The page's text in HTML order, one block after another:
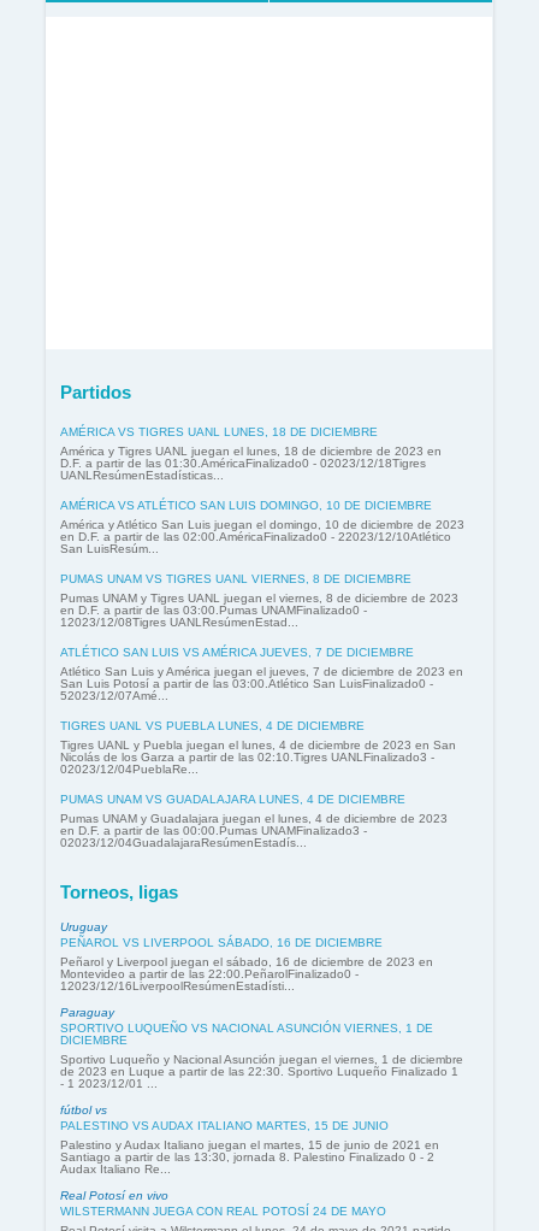
Partidos
AMÉRICA VS TIGRES UANL LUNES, 18 DE DICIEMBRE
América y Tigres UANL juegan el lunes, 18 de diciembre de 2023 en
D.F. a partir de las 01:30.AméricaFinalizado0 - 02023/12/18Tigres
UANLResúmenEstadísticas...
AMÉRICA VS ATLÉTICO SAN LUIS DOMINGO, 10 DE DICIEMBRE
América y Atlético San Luis juegan el domingo, 10 de diciembre de 2023
en D.F. a partir de las 02:00.AméricaFinalizado0 - 22023/12/10Atlético
San LuisResúm...
PUMAS UNAM VS TIGRES UANL VIERNES, 8 DE DICIEMBRE
Pumas UNAM y Tigres UANL juegan el viernes, 8 de diciembre de 2023
en D.F. a partir de las 03:00.Pumas UNAMFinalizado0 -
12023/12/08Tigres UANLResúmenEstad...
ATLÉTICO SAN LUIS VS AMÉRICA JUEVES, 7 DE DICIEMBRE
Atlético San Luis y América juegan el jueves, 7 de diciembre de 2023 en
San Luis Potosí a partir de las 03:00.Atlético San LuisFinalizado0 -
52023/12/07Amé...
TIGRES UANL VS PUEBLA LUNES, 4 DE DICIEMBRE
Tigres UANL y Puebla juegan el lunes, 4 de diciembre de 2023 en San
Nicolás de los Garza a partir de las 02:10.Tigres UANLFinalizado3 -
02023/12/04PueblaRe...
PUMAS UNAM VS GUADALAJARA LUNES, 4 DE DICIEMBRE
Pumas UNAM y Guadalajara juegan el lunes, 4 de diciembre de 2023
en D.F. a partir de las 00:00.Pumas UNAMFinalizado3 -
02023/12/04GuadalajaraResúmenEstadís...
Torneos, ligas
Uruguay
PEÑAROL VS LIVERPOOL SÁBADO, 16 DE DICIEMBRE
Peñarol y Liverpool juegan el sábado, 16 de diciembre de 2023 en
Montevideo a partir de las 22:00.PeñarolFinalizado0 -
12023/12/16LiverpoolResúmenEstadísti...
Paraguay
SPORTIVO LUQUEÑO VS NACIONAL ASUNCIÓN VIERNES, 1 DE
DICIEMBRE
Sportivo Luqueño y Nacional Asunción juegan el viernes, 1 de diciembre
de 2023 en Luque a partir de las 22:30. Sportivo Luqueño Finalizado 1
- 1 2023/12/01 ...
fútbol vs
PALESTINO VS AUDAX ITALIANO MARTES, 15 DE JUNIO
Palestino y Audax Italiano juegan el martes, 15 de junio de 2021 en
Santiago a partir de las 13:30, jornada 8. Palestino Finalizado 0 - 2
Audax Italiano Re...
Real Potosí en vivo
WILSTERMANN JUEGA CON REAL POTOSÍ 24 DE MAYO